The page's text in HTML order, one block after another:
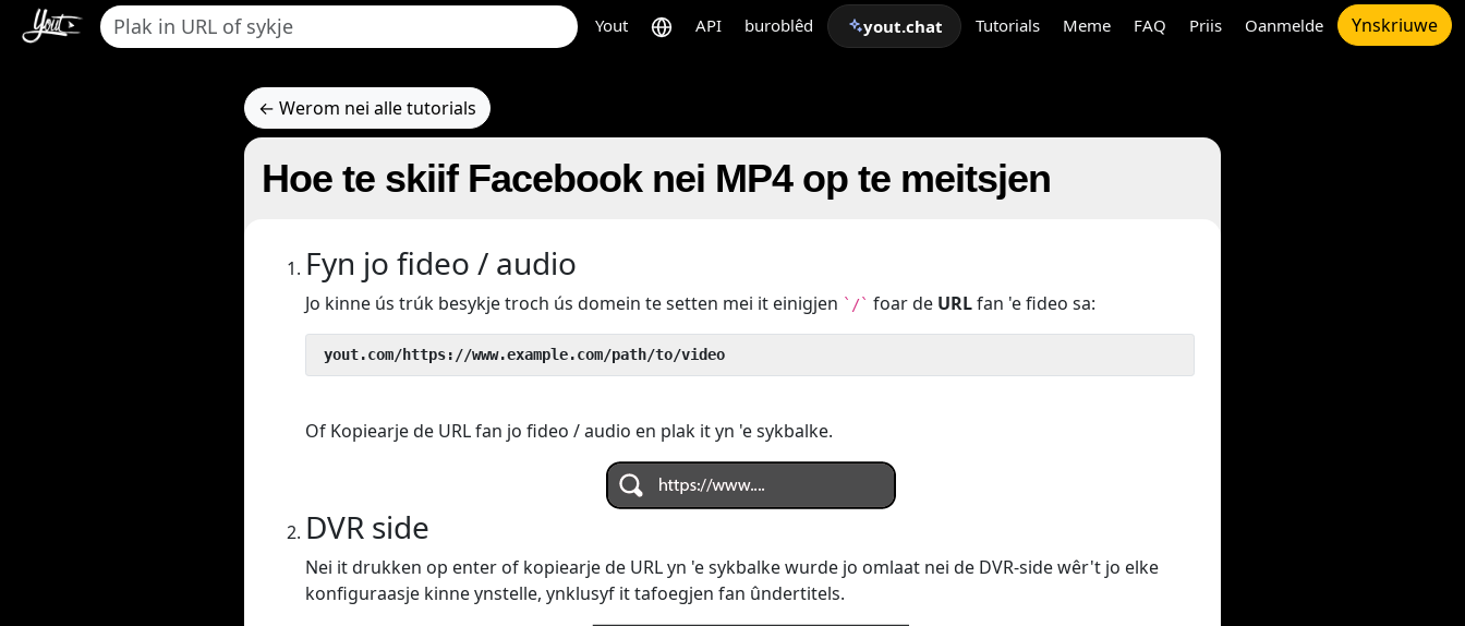
Yout API buroblêd yout.chat Tutorials Meme FAQ Priis Oanmelde Ynskriuwe
← Werom nei alle tutorials
Hoe te skiif Facebook nei MP4 op te meitsjen
Fyn jo fideo / audio
Jo kinne ús trúk besykje troch ús domein te setten mei it einigjen `/` foar de URLfan 'e fideo sa:
yout.com/https://www.example.com/path/to/video
Of Kopiearje de URL fan jo fideo / audio en plak it yn 'e sykbalke.
DVR side
Nei it drukken op enter of kopiearje de URL yn 'e sykbalke wurde jo omlaat nei de DVR-side wêr't jo elke
konfiguraasje kinne ynstelle, ynklusyf it tafoegjen fan ûndertitels.